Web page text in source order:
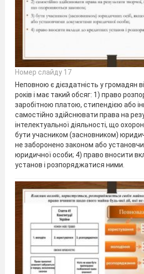
Номер слайду 17
Неповною є дієздатність у громадян
років і має такий обсяг: 1) право
заробітною платою, стипендією або
самостійно здійснювати права на
інтелектуальної діяльності, що
бути учасником (засновником)
не заборонено законом або
юридичної особи; 4) право вносити
установ і розпоряджатися ними.